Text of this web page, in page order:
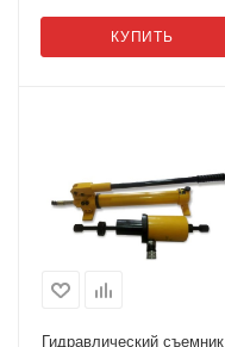
КУПИТЬ
Гидравлический съемник